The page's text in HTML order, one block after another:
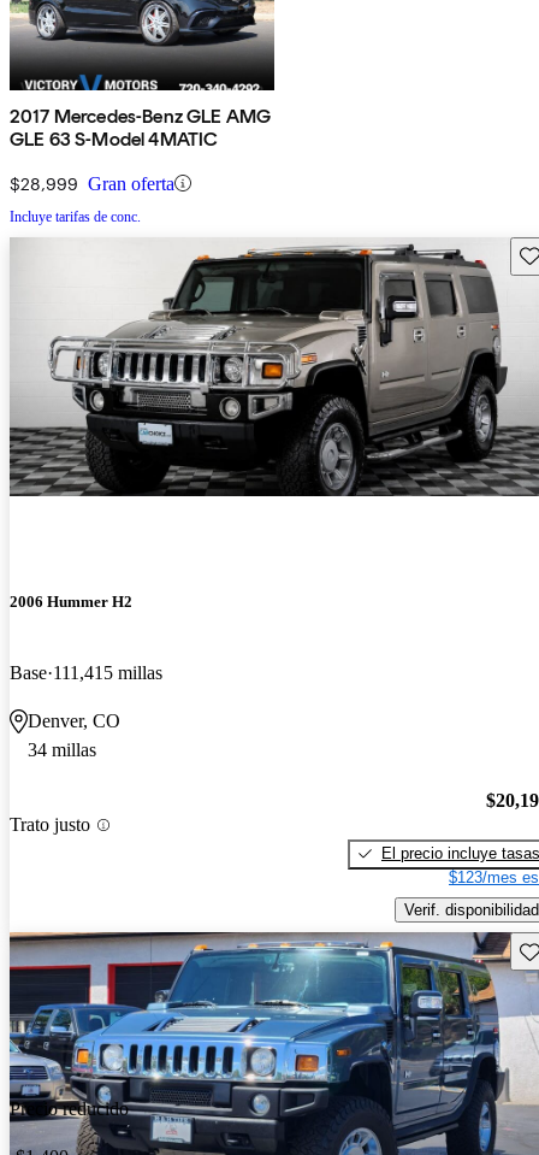
2017 Mercedes-Benz GLE AMG
GLE 63 S-Model 4MATIC
$28,999 Gran oferta
Incluye tarifas de conc.
2006 Hummer H2
Base 111,415 millas
Denver, CO
34 millas
Trato justo
El precio incluye tasas
$123/mes
Verif. disponibilidad
Precio reducido